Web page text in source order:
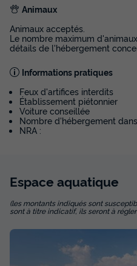
Animaux
Animaux acceptés.
Le nombre maximum
détails de l'hébergement
Informations pratiques
Feux d'artifices interdits
Établissement piétonnier
Voiture conseillée
Nombre d'hébergement
NRA :
Espace aquatique
(les montants indiqués sont
sont à titre indicatif, ils seront à